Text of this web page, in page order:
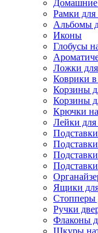
Домашние
Рамки для
Альбомы
Иконы
Глобусы
Ложки
Коврики
Корзины
Корзины
Крючки
Лейки для
Ящики
Стопперы
Ручки
Флаконы
Шкуры